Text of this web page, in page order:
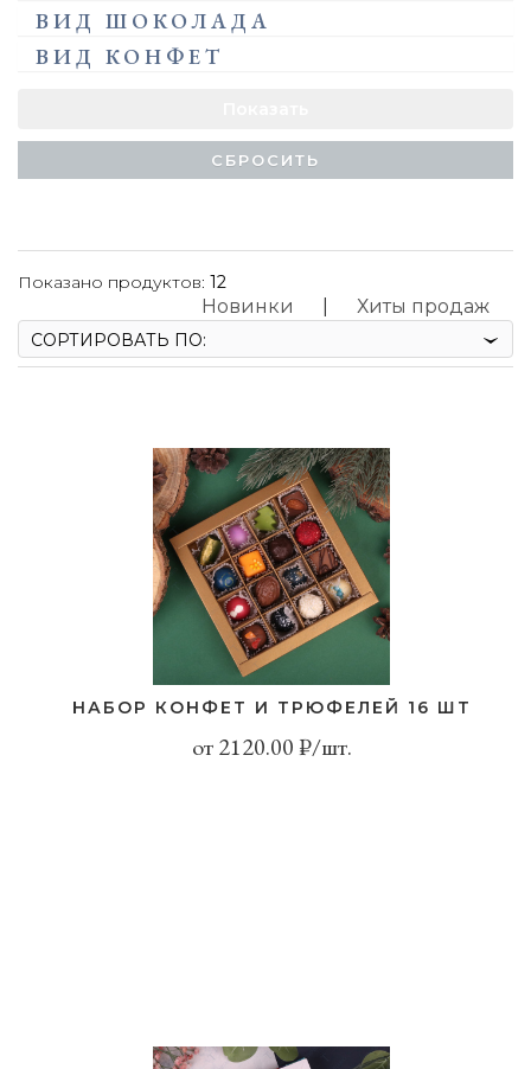
ВИД ШОКОЛАДА
ВИД КОНФЕТ
Показано продуктов: 12
Новинки Хиты продаж
СОРТИРОВАТЬ ПО:
НАБОР КОНФЕТ И ТРЮФЕЛЕЙ 16 ШТ
от 2120.00 ₽/шт.